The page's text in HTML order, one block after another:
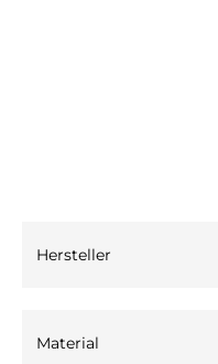
Hersteller
Material